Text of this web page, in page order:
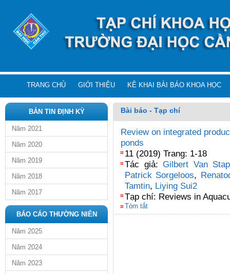
TRANG CHỦ GIỚI THIỆU KÊ KHAI BÀI BÁO KHOA HỌC
BẢN TIN ĐỊNH KỲ
Năm 2021
Năm 2020
Năm 2019
Năm 2018
Năm 2017
BÁO CÁO THƯỜNG NIÊN
Năm 2025
Năm 2024
Năm 2023
Bài báo - Tạp chí
Review on integrated
ponds
11 (2019) Trang: 1-18
Tác giả:Gilbert Van
Patrick Sorgeloos,
Tamtin, Liying Sui2
Tạp chí: Reviews in
Tóm tắt